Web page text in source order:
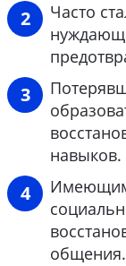
Часто
навыков.
общения.